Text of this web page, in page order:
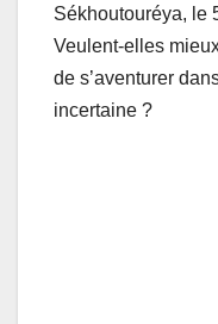
Sékhoutouréya, le
Veulent-elles
de s’aventurer
incertaine ?